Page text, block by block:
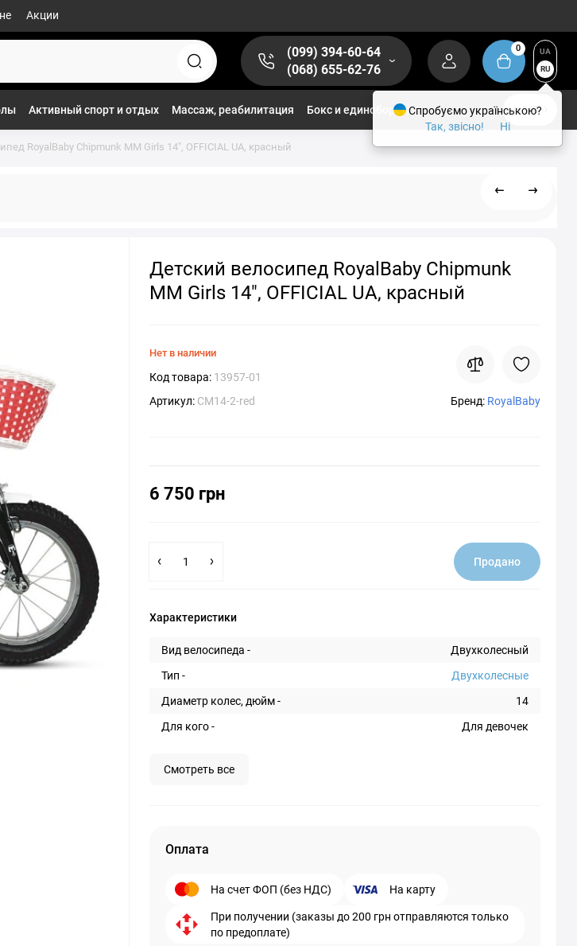
Акции
(099) 394-60-64
(068) 655-62-76
0
UA
RU
Активный спорт и отдых Массаж, реабилитация Бокс и единоборства 1/2
RoyalBaby Chipmunk MM Girls 14", OFFICIAL UA, красный
Детский велосипед RoyalBaby Chipmunk
MM Girls 14", OFFICIAL UA, красный
Нет в наличии
Код товара: 13957-01
Артикул: CM14-2-red Бренд: RoyalBaby
6 750 грн
Продано
Характеристики
Вид велосипеда -
Двухколесный
Тип -
Двухколесные
Диаметр колес, дюйм -
14
Для кого -
Для девочек
Смотреть все
Оплата
На счет ФОП (без НДС) На карту
При получении (заказы до 200 грн отправляются только
по предоплате)
Спробуємо українською?
Так, звісно!
Ні